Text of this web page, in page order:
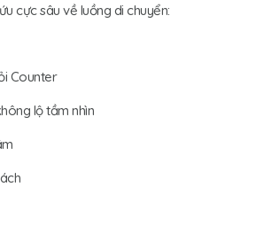
cực sâu về luồng di chuyển:
Counter
lộ tầm nhìn